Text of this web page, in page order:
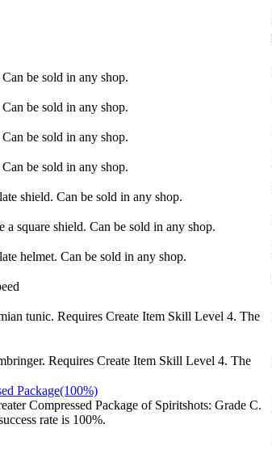
be sold in any shop.
be sold in any shop.
be sold in any shop.
be sold in any shop.
shield. Can be sold in any shop.
square shield. Can be sold in any shop.
helmet. Can be sold in any shop.
tunic. Requires Create Item Skill Level 4. The
Requires Create Item Skill Level 4. The
Package(100%)
Compressed Package of Spiritshots: Grade C.
rate is 100%.